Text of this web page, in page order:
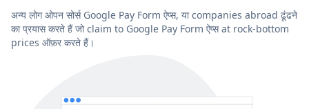
अन्य लोग ओपन सोर्स Google Pay Form ऐप्स, या companies abroad ढूंढने
का प्रयास करते हैं जो claim to Google Pay Form ऐप्स at rock-bottom
prices ऑफ़र करते हैं।